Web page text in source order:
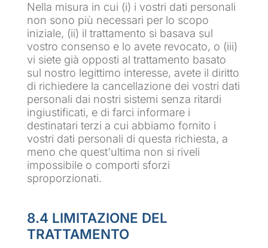
Nella misura in cui (i) i vostri dati personali
non sono più necessari per lo scopo
iniziale, (ii) il trattamento si basava sul
vostro consenso e lo avete revocato, o (iii)
vi siete già opposti al trattamento basato
sul nostro legittimo interesse, avete il diritto
di richiedere la cancellazione dei vostri dati
personali dai nostri sistemi senza ritardi
ingiustificati, e di farci informare i
destinatari terzi a cui abbiamo fornito i
vostri dati personali di questa richiesta, a
meno che quest'ultima non si riveli
impossibile o comporti sforzi
sproporzionati.
8.4 LIMITAZIONE DEL
TRATTAMENTO